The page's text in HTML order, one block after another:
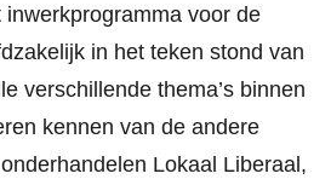
voor de
in het teken stond van
verschillende thema’s binnen
kennen van de andere
Lokaal Liberaal,